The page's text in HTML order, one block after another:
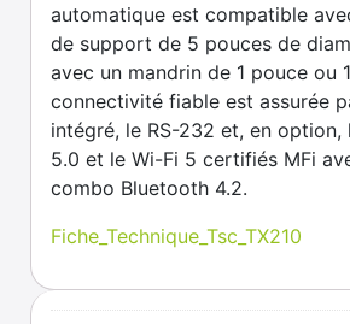
automatique est compatible
de support de 5 pouces de
avec un mandrin de 1 pouce ou
connectivité fiable est assurée
intégré, le RS-232 et, en option,
5.0 et le Wi-Fi 5 certifiés MFi
combo Bluetooth 4.2.
Fiche_Technique_Tsc_TX210